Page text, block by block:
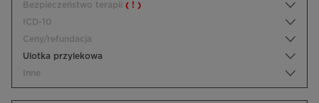
Bezpieczeństwo terapii ( ! )
ICD-10
Ceny/refundacja
Ulotka przylekowa
Inne